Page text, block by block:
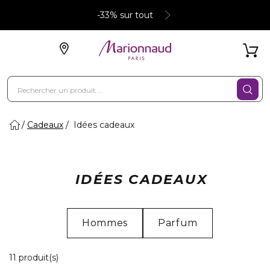
-33% sur tout
Cadeaux Idées cadeaux
IDÉES CADEAUX
Hommes Parfum
11 produit(s)